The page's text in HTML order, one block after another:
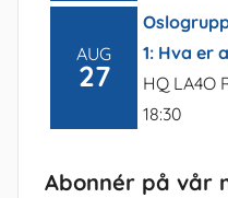
AUG
27
1: Hva er
HQ LA4O
18:30
Abonnér på vår